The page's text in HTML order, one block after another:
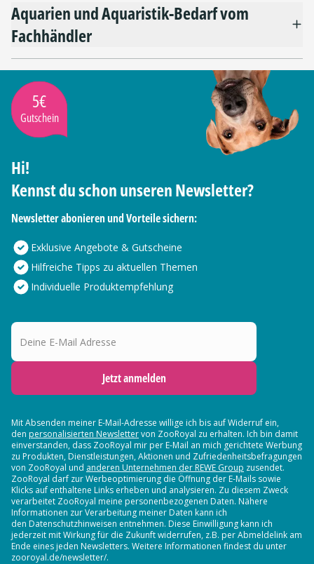
Aquarien und Aquaristik-Bedarf vom
Fachhändler
5€
Gutschein
Hi!
Kennst du schon unseren Newsletter?
Newsletter abonieren und Vorteile sichern:
Exklusive Angebote & Gutscheine
Hilfreiche Tipps zu aktuellen Themen
Individuelle Produktempfehlung
Deine E-Mail Adresse
Jetzt anmelden
Mit Absenden meiner E-Mail-Adresse willige ich bis auf Widerruf ein,
den personalisierten Newslettervon ZooRoyal zu erhalten. Ich bin damit
einverstanden, dass ZooRoyal mir per E-Mail an mich gerichtete Werbung
zu Produkten, Dienstleistungen, Aktionen und Zufriedenheitsbefragungen
von ZooRoyal und anderen Unternehmen der REWE Group zusendet.
ZooRoyal darf zur Werbeoptimierung die Öffnung der E-Mails sowie
Klicks auf enthaltene Links erheben und analysieren. Zu diesem Zweck
verarbeitet ZooRoyal meine personenbezogenen Daten. Nähere
Informationen zur Verarbeitung meiner Daten kann ich
den Datenschutzhinweisen entnehmen. Diese Einwilligung kann ich
jederzeit mit Wirkung für die Zukunft widerrufen, z.B. per Abmeldelink am
Ende eines jeden Newsletters. Weitere Informationen findest du unter
zooroyal.de/newsletter/.